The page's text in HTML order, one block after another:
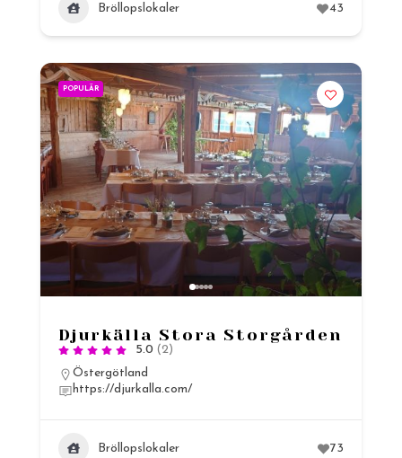
Bröllopslokaler 43
POPULÄR
Djurkälla Stora Storgården
5.0 (2)
Östergötland
https://djurkalla.com/
Bröllopslokaler 73